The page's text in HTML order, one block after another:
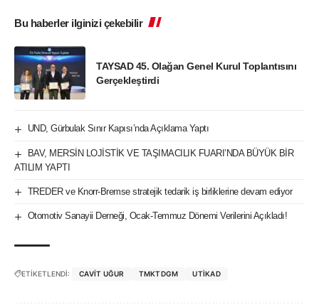
Bu haberler ilginizi çekebilir
TAYSAD 45. Olağan Genel Kurul Toplantısını
Gerçekleştirdi
UND, Gürbulak Sınır Kapısı’nda Açıklama Yaptı
BAV, MERSİN LOJİSTİK VE TAŞIMACILIK FUARI’NDA BÜYÜK BİR
ATILIM YAPTI
TREDER ve Knorr-Bremse stratejik tedarik iş birliklerine devam ediyor
Otomotiv Sanayii Derneği, Ocak-Temmuz Dönemi Verilerini Açıkladı!
ETİKETLENDİ: CAVIT UĞUR TMKTDGM UTİKAD